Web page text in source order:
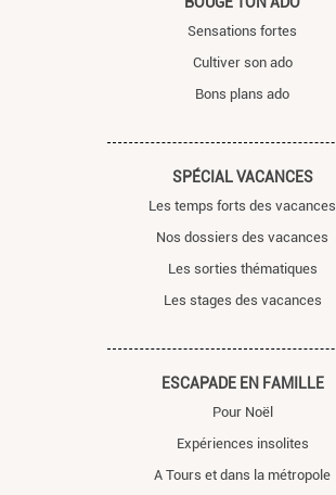
Sensations fortes
Cultiver son ado
Bons plans ado
SPÉCIAL VACANCES
Les temps forts des vacances
Nos dossiers des vacances
Les sorties thématiques
Les stages des vacances
ESCAPADE EN FAMILLE
Pour Noël
Expériences insolites
A Tours et dans la métropole